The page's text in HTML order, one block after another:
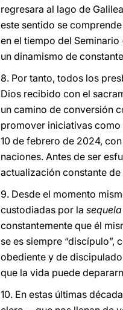
regresara al lago de
este sentido se
en el tiempo del
un dinamismo de
8. Por tanto, todos los
Dios recibido con el
un camino de conversión
promover iniciativas como
10 de febrero de 2024,
naciones. Antes de ser
actualización constante
9. Desde el momento
custodiadas por la
constantemente que él
se es siempre “discípulo”,
obediente y de
que la vida puede
10. En estas últimas